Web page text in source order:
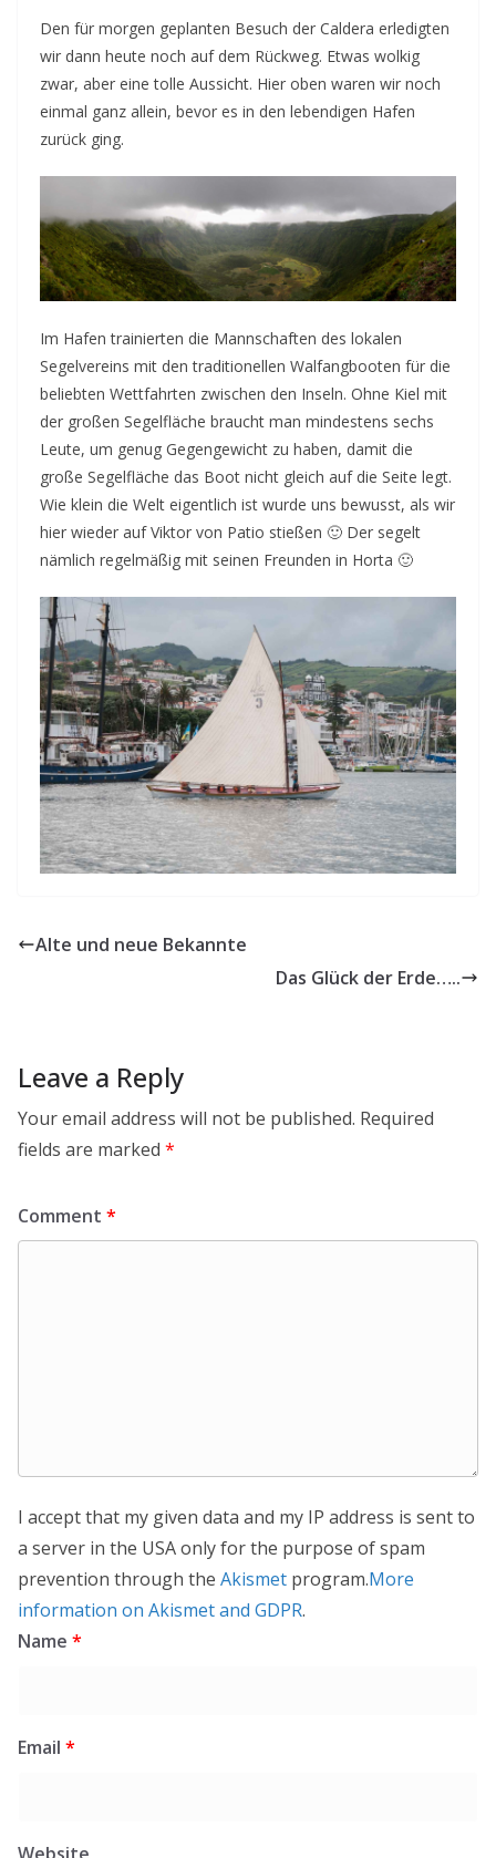
Den für morgen geplanten Besuch der Caldera erledigten
wir dann heute noch auf dem Rückweg. Etwas wolkig
zwar, aber eine tolle Aussicht. Hier oben waren wir noch
einmal ganz allein, bevor es in den lebendigen Hafen
zurück ging.
Im Hafen trainierten die Mannschaften des lokalen
Segelvereins mit den traditionellen Walfangbooten für die
beliebten Wettfahrten zwischen den Inseln. Ohne Kiel mit
der großen Segelfläche braucht man mindestens sechs
Leute, um genug Gegengewicht zu haben, damit die
große Segelfläche das Boot nicht gleich auf die Seite legt.
Wie klein die Welt eigentlich ist wurde uns bewusst, als wir
hier wieder auf Viktor von Patio stießen 🙂 Der segelt
nämlich regelmäßig mit seinen Freunden in Horta 🙂
Alte und neue Bekannte
Das Glück der Erde…..
Leave a Reply
Your email address will not be published. Required
fields are marked *
Comment *
I accept that my given data and my IP address is sent to
a server in the USA only for the purpose of spam
prevention through the Akismet program.More
information on Akismet and GDPR.
Name *
Email *
Website